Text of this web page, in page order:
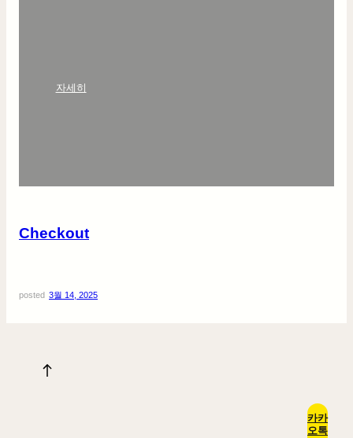
자세히
Checkout
posted 3월 14, 2025
카카
오톡